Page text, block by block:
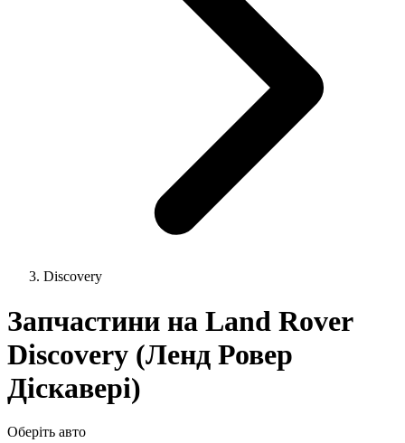
Discovery
Запчастини на Land Rover
Discovery (Ленд Ровер
Діскавері)
Оберіть авто